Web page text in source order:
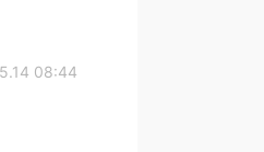
08:44